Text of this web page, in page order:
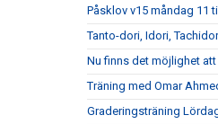
Påsklov v15 måndag 11
Tanto-dori, Idori,
Nu finns det möjlighet att
Träning med Omar
Graderingsträning